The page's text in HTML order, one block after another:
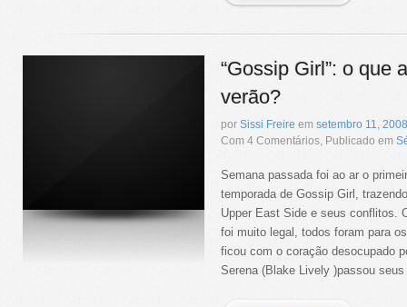
“Gossip Girl”: o que
verão?
por Sissi Freire em setembro 11, 2008
Com 4 Comentários, Publicado em
Semana passada foi ao ar o
temporada de Gossip Girl,
Upper East Side e seus conflitos.
foi muito legal, todos foram para
ficou com o coração desocupado
Serena (Blake Lively )passou